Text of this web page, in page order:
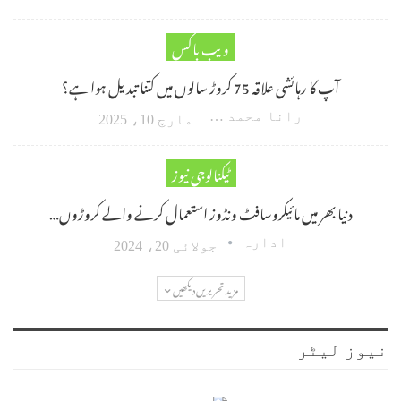
ویب باکس
آپ کا رہائشی علاقہ 75 کروڑ سالوں میں کتنا تبدیل ہوا ہے؟
رانا محمد امین اکبر مارچ 10، 2025
ٹیکنالوجی نیوز
دنیا بھر میں مائیکروسافٹ ونڈوز استعمال کرنے والے کروڑوں…
ادارہ جولائی 20، 2024
مزید تحریریں دیکھیں
نیوز لیٹر